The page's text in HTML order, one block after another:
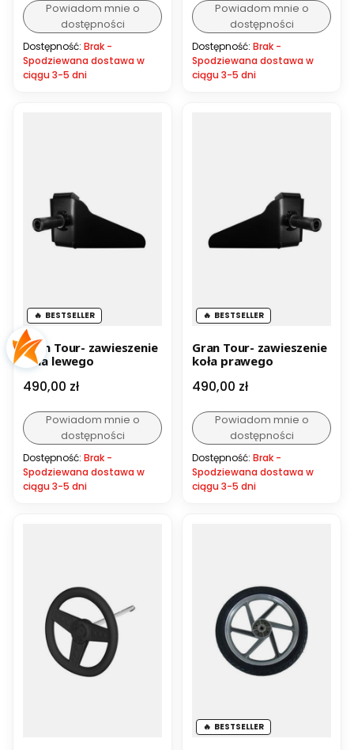
Powiadom mnie o
dostępności
Dostępność: Brak -
Spodziewana dostawa w
ciągu 3-5 dni
Powiadom mnie o
dostępności
Dostępność: Brak -
Spodziewana dostawa w
ciągu 3-5 dni
BESTSELLER
Gran Tour- zawieszenie
koła lewego
Cena
490,00 zł
Powiadom mnie o
dostępności
Dostępność: Brak -
Spodziewana dostawa w
ciągu 3-5 dni
BESTSELLER
Gran Tour- zawieszenie
koła prawego
Cena
490,00 zł
Powiadom mnie o
dostępności
Dostępność: Brak -
Spodziewana dostawa w
ciągu 3-5 dni
BESTSELLER